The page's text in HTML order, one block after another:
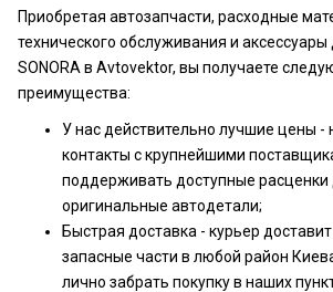
Приобретая автозапчасти, расходные
технического обслуживания и аксессуары
SONORA в Avtovektor, вы получаете
преимущества:
У нас действительно лучшие цены -
контакты с крупнейшими
поддерживать доступные
оригинальные автодетали;
Быстрая доставка - курьер
запасные части в любой район
лично забрать покупку в наших